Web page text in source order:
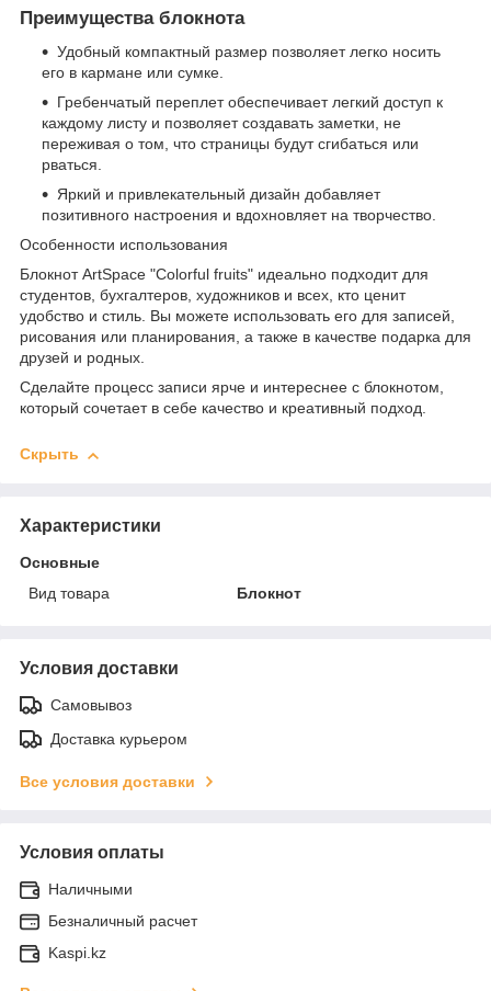
Преимущества блокнота
Удобный компактный размер позволяет легко носить
его в кармане или сумке.
Гребенчатый переплет обеспечивает легкий доступ к
каждому листу и позволяет создавать заметки, не
переживая о том, что страницы будут сгибаться или
рваться.
Яркий и привлекательный дизайн добавляет
позитивного настроения и вдохновляет на творчество.
Особенности использования
Блокнот ArtSpace "Colorful fruits" идеально подходит для
студентов, бухгалтеров, художников и всех, кто ценит
удобство и стиль. Вы можете использовать его для записей,
рисования или планирования, а также в качестве подарка для
друзей и родных.
Сделайте процесс записи ярче и интереснее с блокнотом,
который сочетает в себе качество и креативный подход.
Скрыть
Характеристики
Основные
Вид товара
Блокнот
Условия доставки
Самовывоз
Доставка курьером
Все условия доставки
Условия оплаты
Наличными
Безналичный расчет
Kaspi.kz